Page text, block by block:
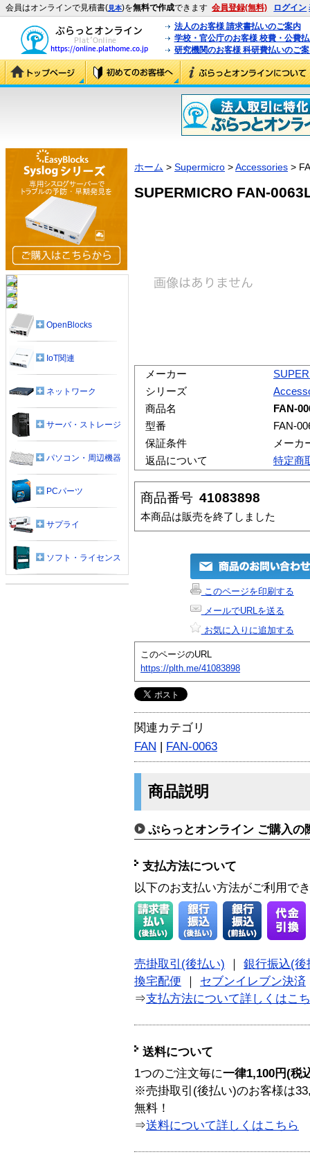
会員はオンラインで見積書(見本)を無料で作成できます 会員登録(無料) ログイン
法人のお客様 請求書払いのご案内
学校・官公庁のお客様 校費・公費
研究機関のお客様 科研費払いのご
ホーム > Supermicro >Accessories >
SUPERMICRO FAN-
メーカー
シリーズ
商品名
FAN-
型番
FAN-
保証条件
メーカ
返品について
特定商
商品番号 41083898
本商品は販売を終了しました
このページを印刷する
メールでURLを送る
お気に入りに追加する
このページのURL
https://plth.me/41083898
関連カテゴリ
FAN | FAN-0063
商品説明
ぷらっとオンライン ご購入の
支払方法について
以下のお支払い方法がご利用で
売掛取引(後払い)
銀行振込(後
換宅配便
セブンイレブン決済
⇒支払方法について詳しくはこ
送料について
1つのご注文毎に一律1,100円(税
※売掛取引(後払い)のお客様は
無料！
⇒送料について詳しくはこちら
OpenBlocks
IoT関連
ネットワーク
サーバ・ストレージ
パソコン・周辺機器
PCパーツ
サプライ
ソフト・ライセンス